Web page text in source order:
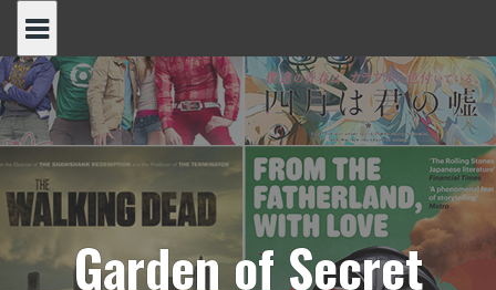
content
Garden of Secret